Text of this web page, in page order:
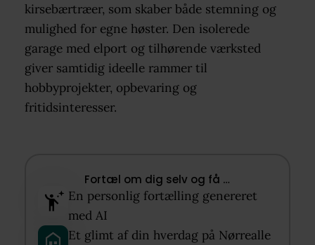
kirsebærtræer, som skaber både stemning og
mulighed for egne høster. Den isolerede
garage med elport og tilhørende værksted
giver samtidig ideelle rammer til
hobbyprojekter, opbevaring og
fritidsinteresser.
Fortæl om dig selv og få …​
En personlig fortælling genereret
med AI​
Et glimt af din hverdag på Nørrealle